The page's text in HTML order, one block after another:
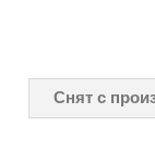
Снят с